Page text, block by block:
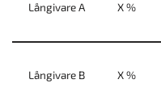
Långivare A X %
Långivare B X %